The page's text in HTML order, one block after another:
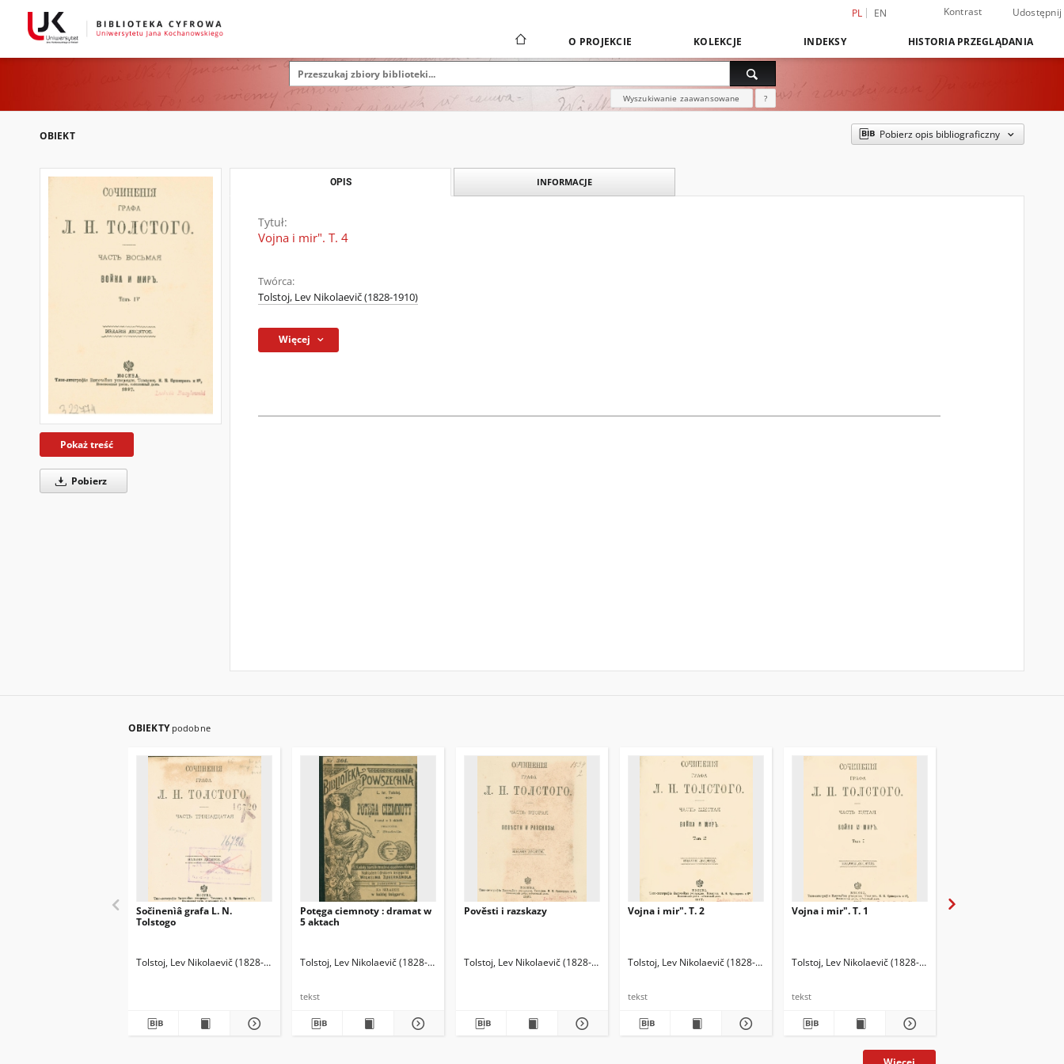
PL EN Kontrast Udostępnij
O PROJEKCIE KOLEKCJE INDEKSY HISTORIA PRZEGLĄDANIA
Wyszukiwanie zaawansowane ?
OBIEKT Pobierz opis bibliograficzny
Pokaż treść
Pobierz
OPIS INFORMACJE
Tytuł:
Vojna i mir". T. 4
Twórca:
Tolstoj, Lev Nikolaevič (1828-1910)
Więcej
OBIEKTY podobne
Sočinenìâ grafa L. N.
Tolstogo
Tolstoj, Lev Nikolaevič (1828-1910)
Potęga ciemnoty : dramat w
5 aktach
Tolstoj, Lev Nikolaevič (1828-1910) Stadnik, Josip (1876-1954). Tł.
tekst
Pověsti i razskazy
Tolstoj, Lev Nikolaevič (1828-1910)
Vojna i mir". T. 2
Tolstoj, Lev Nikolaevič (1828-1910)
tekst
Vojna i mir". T. 1
Tolstoj, Lev Nikolaevič (1828-1910)
tekst